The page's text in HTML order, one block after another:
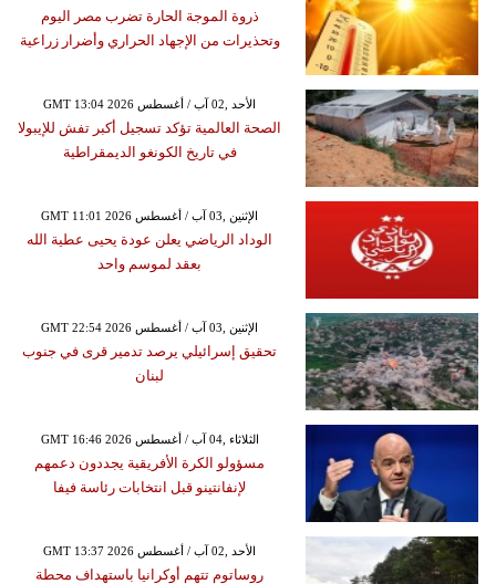
ذروة الموجة الحارة تضرب مصر اليوم
وتحذيرات من الإجهاد الحراري وأضرار زراعية
GMT 13:04 2026 الأحد ,02 آب / أغسطس
الصحة العالمية تؤكد تسجيل أكبر تفش للإيبولا
في تاريخ الكونغو الديمقراطية
GMT 11:01 2026 الإثنين ,03 آب / أغسطس
الوداد الرياضي يعلن عودة يحيى عطية الله
بعقد لموسم واحد
GMT 22:54 2026 الإثنين ,03 آب / أغسطس
تحقيق إسرائيلي يرصد تدمير قرى في جنوب
لبنان
GMT 16:46 2026 الثلاثاء ,04 آب / أغسطس
مسؤولو الكرة الأفريقية يجددون دعمهم
لإنفانتينو قبل انتخابات رئاسة فيفا
GMT 13:37 2026 الأحد ,02 آب / أغسطس
روساتوم تتهم أوكرانيا باستهداف محطة